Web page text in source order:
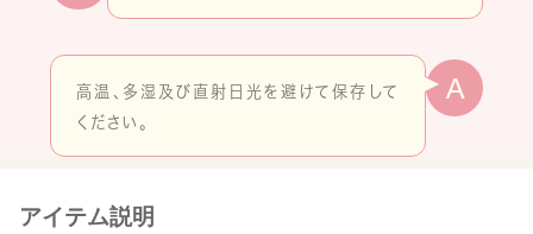
A
高温、多湿及び直射日光を避けて保存して
ください。
アイテム説明